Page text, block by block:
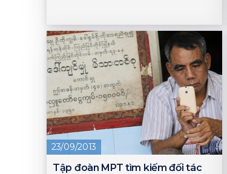
23/09/2013
Tập đoàn MPT tìm kiếm đối tác